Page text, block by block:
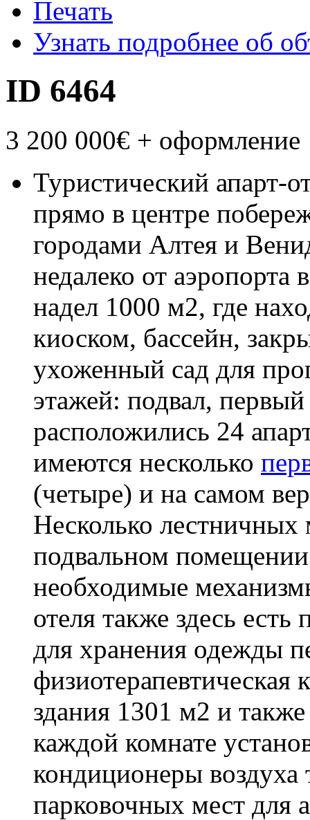
Печать
Узнать подробнее об
ID 6464
3 200 000€ + оформление
Туристический апарт-
прямо в центре
городами Алтея и
недалеко от
надел 1000 м2, где
киоском, бассейн,
ухоженный сад для
этажей: подвал,
расположились 24
имеются несколько
(четыре) и на самом
Несколько
подвальном
необходимые
отеля также здесь
для хранения одежды
здания 1301 м2 и
каждой комнате
кондиционеры воздуха
парковочных мест для